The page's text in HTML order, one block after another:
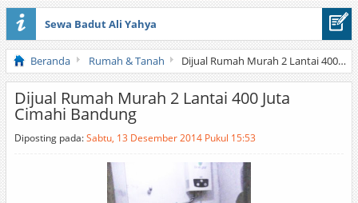
Sewa Badut Ali Yahya
Honda Brio 1.3 E AT CBU 2012 Putih
Beranda Rumah & Tanah Dijual Rumah Murah 2 Lantai 400 Juta Cimahi Bandung
Dijual Rumah Murah 2 Lantai 400 Juta
Cimahi Bandung
Diposting pada:Sabtu, 13 Desember 2014 Pukul 15:53